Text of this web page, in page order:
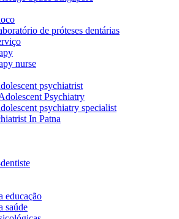
de próteses dentárias
nurse
psychiatrist
Psychiatry
psychiatry specialist
In Patna
educação
saúde